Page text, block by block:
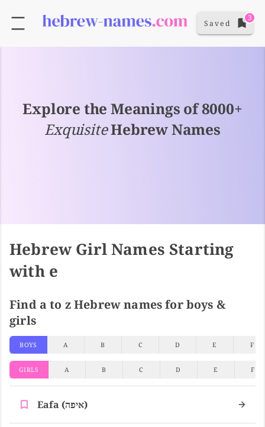
Saved
3
Explore the Meanings of 8000+
ExquisiteHebrew Names
Hebrew Girl Names Starting
with e
Find a to z Hebrew names for boys &
girls
BOYS A B C D E F
GIRLS A B C D E F
Eafa (איפה)